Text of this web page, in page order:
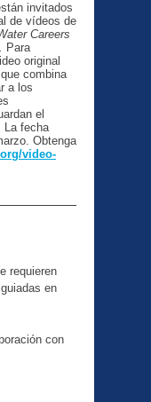
invitados
de vídeos de
Careers
Para
original
combina
a los
el
La fecha
Obtenga
video-
requieren
en
con